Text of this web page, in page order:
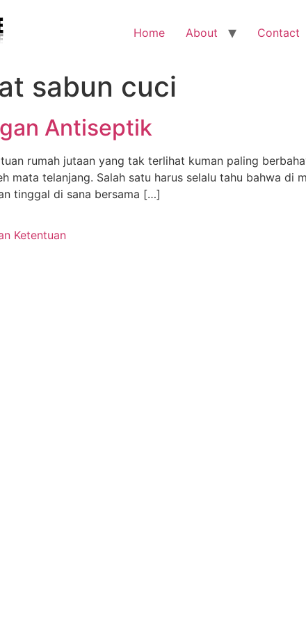
Home About Contact
sabun cuci
Antiseptik
rumah jutaan yang tak terlihat kuman paling
mata telanjang. Salah satu harus selalu tahu bahwa di
tinggal di sana bersama […]
Ketentuan